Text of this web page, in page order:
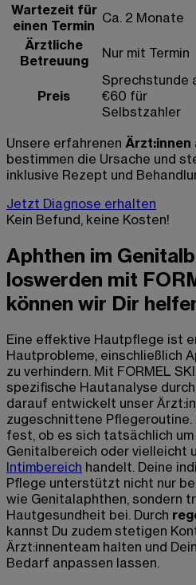
Wartezeit für
einen Termin Ca. 2 Monate
Ärztliche
Betreuung
Nur mit Termin
Preis
Sprechstunde
€60 für
Selbstzahler
Unsere erfahrenen Ärzt:innen
bestimmen die Ursache und
inklusive Rezept und
Jetzt Diagnose erhalten
Kein Befund, keine Kosten!
Aphthen im
loswerden mit
können wir Dir
Eine effektive Hautpflege ist
Hautprobleme, einschließlich
zu verhindern. Mit FORMEL
spezifische Hautanalyse
darauf entwickelt unser
zugeschnittene
fest, ob es sich tatsächlich um
Genitalbereich oder vielleicht
Intimbereich handelt. Deine
Pflege unterstützt nicht nur
wie Genitalaphthen, sondern
Hautgesundheit bei. Durch
kannst Du zudem stetigen
Ärzt:innenteam halten und
Bedarf anpassen lassen.